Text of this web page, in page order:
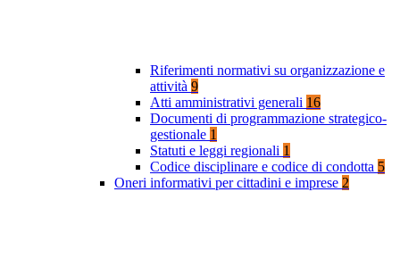
Riferimenti normativi su organizzazione e
attività 9
Atti amministrativi generali 16
Documenti di programmazione strategico-
gestionale 1
Statuti e leggi regionali 1
Codice disciplinare e codice di condotta 5
Oneri informativi per cittadini e imprese 2